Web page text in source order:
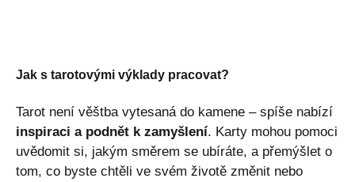
Jak s tarotovými výklady pracovat?
Tarot není věštba vytesaná do kamene – spíše nabízí
inspiraci a podnět k zamyšlení. Karty mohou pomoci
uvědomit si, jakým směrem se ubíráte, a přemýšlet o
tom, co byste chtěli ve svém životě změnit nebo